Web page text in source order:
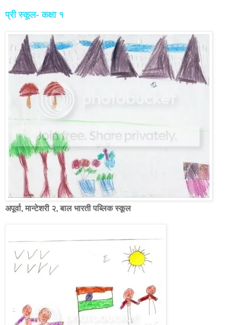
प्री स्कूल- कक्षा १
अपूर्वा, मान्टेशरी २, बाल भारती पब्लिक स्कूल